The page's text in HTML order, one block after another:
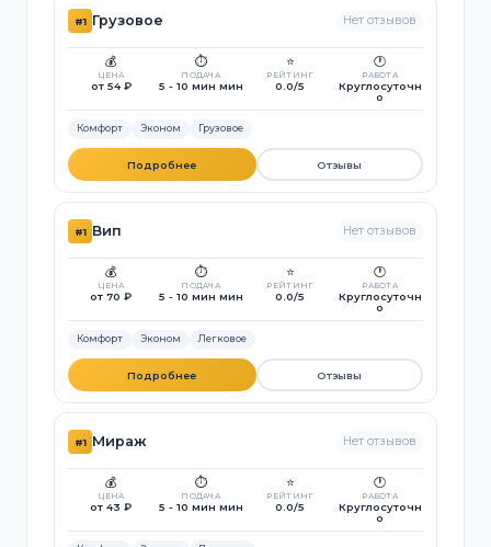
#1 Грузовое Нет отзывов
💰
ЦЕНА
от 54 ₽
⏱️
ПОДАЧА
5 - 10 мин мин
⭐
РЕЙТИНГ
0.0/5
🕐
РАБОТА
Круглосуточн
о
Комфорт Эконом Грузовое
Подробнее Отзывы
#1 Вип Нет отзывов
💰
ЦЕНА
от 70 ₽
⏱️
ПОДАЧА
5 - 10 мин мин
⭐
РЕЙТИНГ
0.0/5
🕐
РАБОТА
Круглосуточн
о
Комфорт Эконом Легковое
Подробнее Отзывы
#1 Мираж Нет отзывов
💰
ЦЕНА
от 43 ₽
⏱️
ПОДАЧА
5 - 10 мин мин
⭐
РЕЙТИНГ
0.0/5
🕐
РАБОТА
Круглосуточн
о